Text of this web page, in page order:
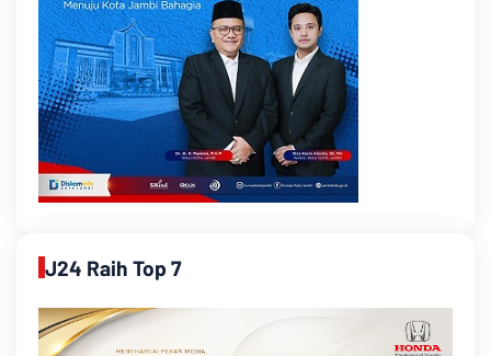
J24 Raih Top 7